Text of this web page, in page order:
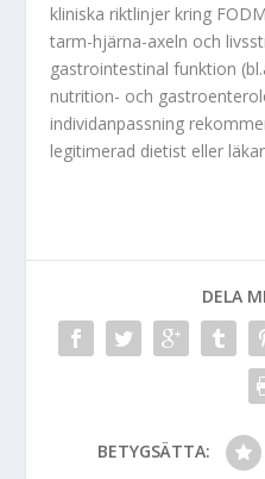
kliniska riktlinjer kring
tarm-hjärna-axeln och
gastrointestinal funktion
nutrition- och
individanpassning
legitimerad dietist eller
DELA
BETYGSÄTTA: